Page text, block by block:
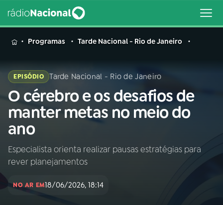
MENU
Buscar
na
Rádio
Nacional
Buscar
AO VIVO
INÍCIO
Programas Tarde Nacional - Rio de Janeiro
EPISÓDIO Tarde Nacional - Rio de Janeiro
O cérebro e os desafios de
manter metas no meio do
ano
Especialista orienta realizar pausas estratégias para
rever planejamentos
NO AR EM18/06/2026, 18:14